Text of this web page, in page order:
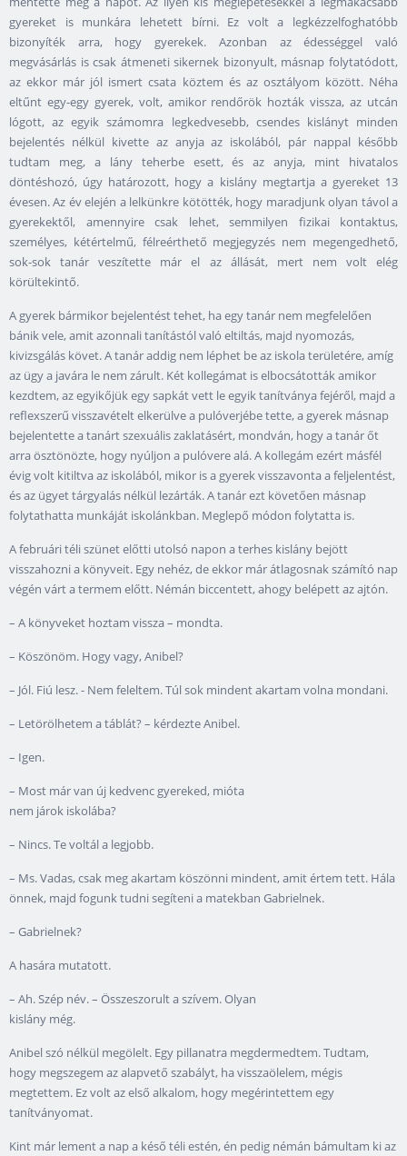
gyereket is munkára lehetett bírni. Ez volt a legkézzelfoghatóbb
bizonyíték arra, hogy gyerekek. Azonban az édességgel való
megvásárlás is csak átmeneti sikernek bizonyult, másnap folytatódott,
az ekkor már jól ismert csata köztem és az osztályom között. Néha
eltűnt egy-egy gyerek, volt, amikor rendőrök hozták vissza, az utcán
lógott, az egyik számomra legkedvesebb, csendes kislányt minden
bejelentés nélkül kivette az anyja az iskolából, pár nappal később
tudtam meg, a lány teherbe esett, és az anyja, mint hivatalos
döntéshozó, úgy határozott, hogy a kislány megtartja a gyereket 13
évesen. Az év elején a lelkünkre kötötték, hogy maradjunk olyan távol a
gyerekektől, amennyire csak lehet, semmilyen fizikai kontaktus,
személyes, kétértelmű, félreérthető megjegyzés nem megengedhető,
sok-sok tanár veszítette már el az állását, mert nem volt elég
körültekintő.
A gyerek bármikor bejelentést tehet, ha egy tanár nem megfelelően
bánik vele, amit azonnali tanítástól való eltiltás, majd nyomozás,
kivizsgálás követ. A tanár addig nem léphet be az iskola területére, amíg
az ügy a javára le nem zárult. Két kollegámat is elbocsátották amikor
kezdtem, az egyikőjük egy sapkát vett le egyik tanítványa fejéről, majd a
reflexszerű visszavételt elkerülve a pulóverjébe tette, a gyerek másnap
bejelentette a tanárt szexuális zaklatásért, mondván, hogy a tanár őt
arra ösztönözte, hogy nyúljon a pulóvere alá. A kollegám ezért másfél
évig volt kitiltva az iskolából, mikor is a gyerek visszavonta a feljelentést,
és az ügyet tárgyalás nélkül lezárták. A tanár ezt követően másnap
folytathatta munkáját iskolánkban. Meglepő módon folytatta is.
A februári téli szünet előtti utolsó napon a terhes kislány bejött
visszahozni a könyveit. Egy nehéz, de ekkor már átlagosnak számító nap
végén várt a termem előtt. Némán biccentett, ahogy belépett az ajtón.
– A könyveket hoztam vissza – mondta.
– Köszönöm. Hogy vagy, Anibel?
– Jól. Fiú lesz. - Nem feleltem. Túl sok mindent akartam volna mondani.
– Letörölhetem a táblát? – kérdezte Anibel.
– Igen.
– Most már van új kedvenc gyereked, mióta
nem járok iskolába?
– Nincs. Te voltál a legjobb.
– Ms. Vadas, csak meg akartam köszönni mindent, amit értem tett. Hála
önnek, majd fogunk tudni segíteni a matekban Gabrielnek.
– Gabrielnek?
A hasára mutatott.
– Ah. Szép név. – Összeszorult a szívem. Olyan
kislány még.
Anibel szó nélkül megölelt. Egy pillanatra megdermedtem. Tudtam,
hogy megszegem az alapvető szabályt, ha visszaölelem, mégis
megtettem. Ez volt az első alkalom, hogy megérintettem egy
tanítványomat.
Kint már lement a nap a késő téli estén, én pedig némán bámultam ki az